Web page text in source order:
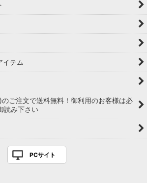
イテム
ご注文で送料無料！御利用のお客様は必
読み下さい
PCサイト